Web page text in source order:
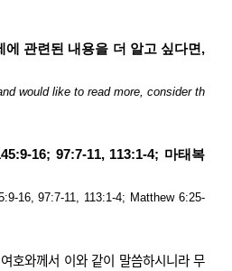
에 관련된 내용을 더 알고 싶다면 ,
would like to read more, consider th
16; 97:7-11, 113:1-4; 마태복
16, 97:7-11, 113:1-4; Matthew 6:25-
여호와께서 이와 같이 말씀하시니라 무